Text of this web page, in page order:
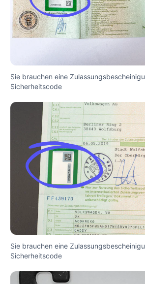
Sie brauchen eine
Sicherheitscode
Sie brauchen eine
Sicherheitscode